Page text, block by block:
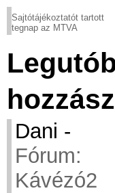
Sajtótájékoztatót tartott
tegnap az MTVA
Dani -
Fórum:
Kávézó2